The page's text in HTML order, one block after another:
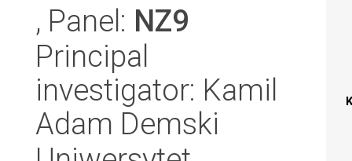
, Panel: NZ9
Principal
investigator: Kamil
Adam Demski